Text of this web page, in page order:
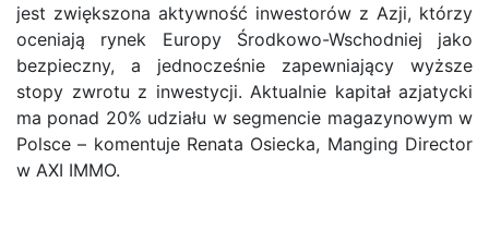
jest zwiększona aktywność inwestorów z Azji, którzy
oceniają rynek Europy Środkowo-Wschodniej jako
bezpieczny, a jednocześnie zapewniający wyższe
stopy zwrotu z inwestycji. Aktualnie kapitał azjatycki
ma ponad 20% udziału w segmencie magazynowym w
Polsce – komentuje Renata Osiecka, Manging Director
w AXI IMMO.